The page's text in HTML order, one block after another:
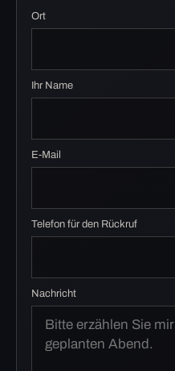
Ort
Ihr Name
E-Mail
Telefon für den Rückruf
Nachricht